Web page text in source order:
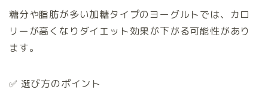
糖分や脂肪が多い加糖タイプのヨーグルトでは、カロ
リーが高くなりダイエット効果が下がる可能性があり
ます。
✅ 選び方のポイント